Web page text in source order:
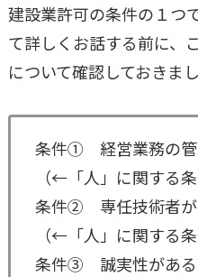
建設業許可の条件の１つ
て詳しくお話する前に、
について確認しておきまし
条件① 経営業務の管
（←「人」に関する条
条件② 専任技術
（←「人」に関する条
条件③ 誠実性がある